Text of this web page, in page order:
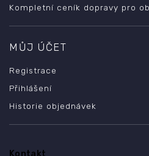
Kompletní ceník dopravy pro
MŮJ ÚČET
Registrace
Přihlášení
Historie objednávek